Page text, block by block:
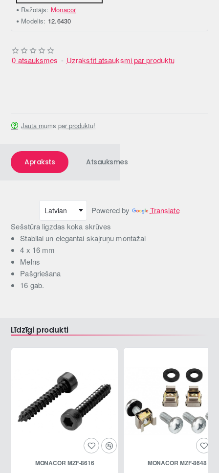
Ražotājs: Monacor
Modelis: 12.6430
0 atsauksmes - Uzrakstīt atsauksmi par produktu
Jautā mums par produktu!
Apraksts Atsauksmes
Powered by
Translate
Sešstūra ligzdas koka skrūves
Stabilai un elegantai skaļruņu montāžai
4 x 16 mm
Melns
Pašgriešana
16 gab.
Līdzīgi produkti
MONACOR MZF-8616 MONACOR MZF-8648